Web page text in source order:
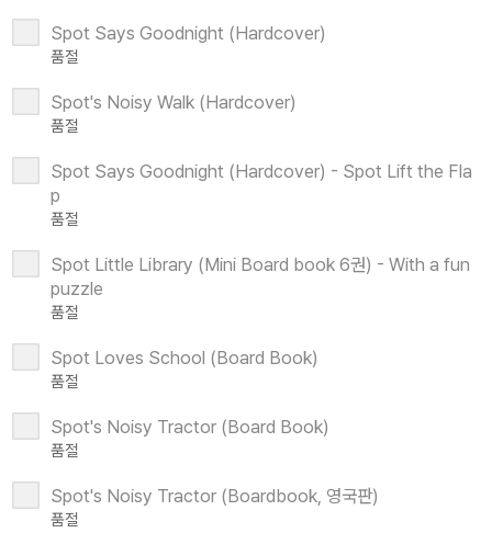
Spot Says Goodnight (Hardcover)
품절
Spot's Noisy Walk (Hardcover)
품절
Spot Says Goodnight (Hardcover) - Spot Lift the Fla
p
품절
Spot Little Library (Mini Board book 6권) - With a fun
puzzle
품절
Spot Loves School (Board Book)
품절
Spot's Noisy Tractor (Board Book)
품절
Spot's Noisy Tractor (Boardbook, 영국판)
품절